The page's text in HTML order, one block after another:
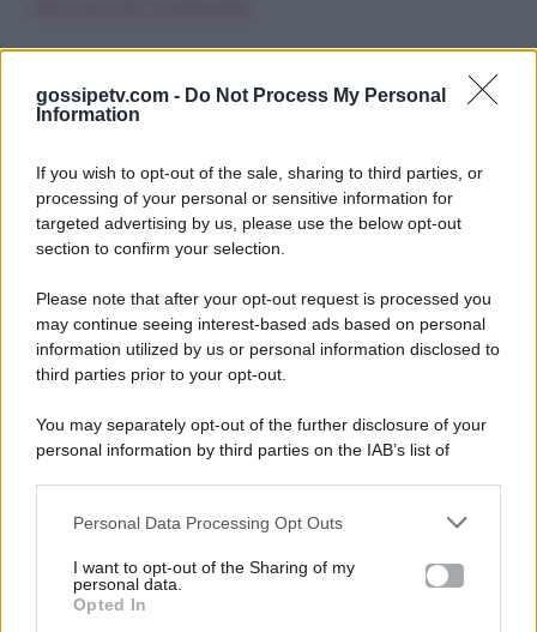
gossipetv.com - Do Not Process My Personal
Information
If you wish to opt-out of the sale, sharing to third parties, or
processing of your personal or sensitive information for
targeted advertising by us, please use the below opt-out
section to confirm your selection.
Please note that after your opt-out request is processed you
may continue seeing interest-based ads based on personal
information utilized by us or personal information disclosed to
third parties prior to your opt-out.
You may separately opt-out of the further disclosure of your
personal information by third parties on the IAB’s list of
This information may also be disclosed by us to third parties
disclose it to other third parties.
Please note that this website/app uses one or more Google
Personal Data Processing Opt Outs
I want to opt-out of the Sharing of my
personal data.
Opted In
Gossip e TV è un sito di MASTE S.r.l.
viale Luigi Majno n. 21 - 20129 Milano (MI)
P.Iva 10909580960
Categorie
Gossip
Televisione